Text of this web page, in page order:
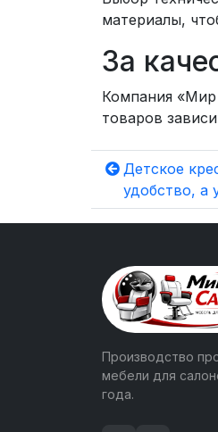
материалы,
За
Компания «Мир
товаров
Детское
удобство, а
Производство
мебели для
года.